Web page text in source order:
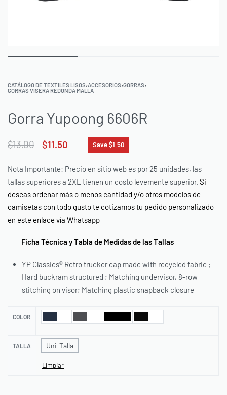
CATÁLOGO DE TEXTILES LISOS›ACCESORIOS›GORRAS›
GORRAS VISERA REDONDA MALLA
Gorra Yupoong 6606R
$13.00 $11.50 Save $1.50
Nota Importante: Precio en sitio web es por 25 unidades, las
tallas superiores a 2XL tienen un costo levemente superior. Si
deseas ordenar más o menos cantidad y/o otros modelos de
camisetas con todo gusto te cotizamos tu pedido personalizado
en este enlace vía Whatsapp
Ficha Técnica y Tabla de Medidas de las Tallas
YP Classics® Retro trucker cap made with recycled fabric ;
Hard buckram structured ; Matching undervisor, 8-row
stitching on visor; Matching plastic snapback closure
COLOR
TALLA Uni-Talla
Limpiar